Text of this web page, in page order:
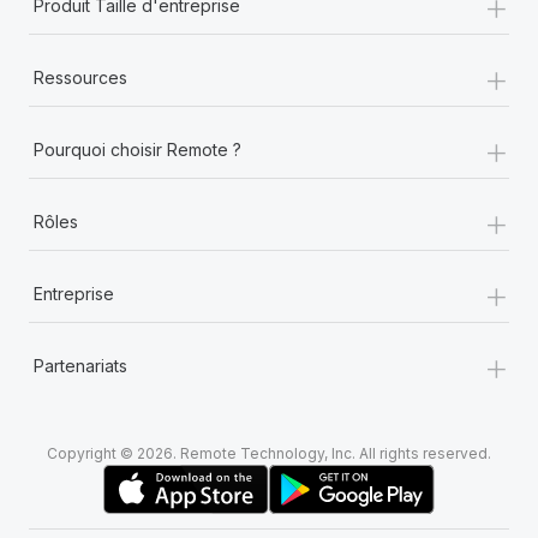
En savoir plus
Produit Taille d'entreprise
Ressources +
Pourquoi choisir Remote ? +
Rôles +
Entreprise +
Partenariats +
Copyright © 2026. Remote Technology, Inc. All rights reserved.